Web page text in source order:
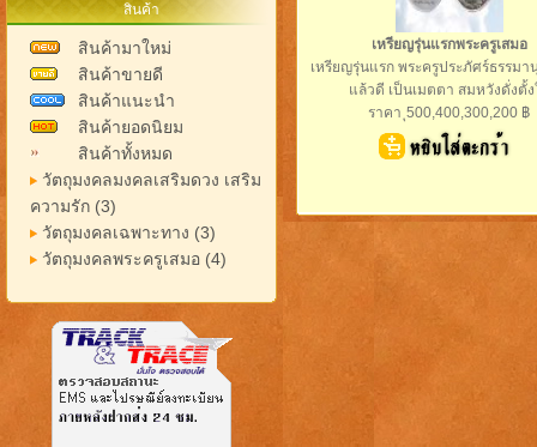
สินค้า
สินค้ามาใหม่
สินค้าขายดี
สินค้าแนะนำ
สินค้ายอดนิยม
สินค้าทั้งหมด
วัตถุมงคลมงคลเสริมดวง เสริม
ความรัก (3)
วัตถุมงคลเฉพาะทาง (3)
วัตถุมงคลพระครูเสมอ (4)
เหรียญรุ่นแรกพระครูเสมอ
เหรียญรุ่นแรก พระครูประภัศร์ธรรมา
แล้วดี เป็นเมตตา สมหวังดั่งตั้ง
ราคา ุ500,400,300,200 ฿